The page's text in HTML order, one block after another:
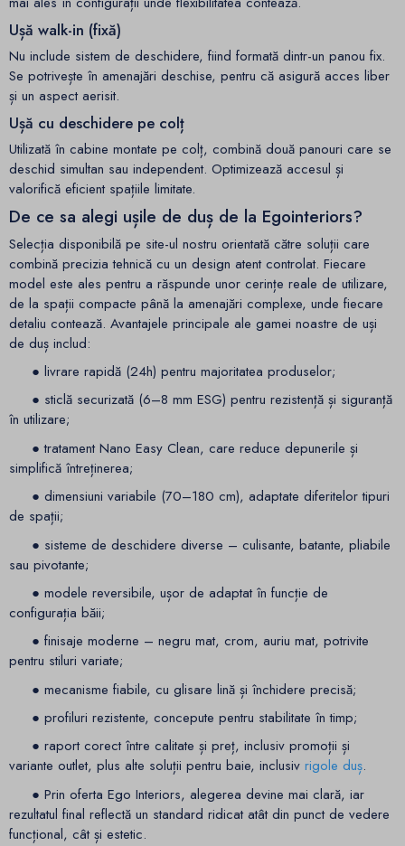
Ușă walk-in (fixă)
Nu include sistem de deschidere, fiind formată dintr-un panou fix.
Se potrivește în amenajări deschise, pentru că asigură acces liber
și un aspect aerisit.
Ușă cu deschidere pe colț
Utilizată în cabine montate pe colț, combină două panouri care se
deschid simultan sau independent. Optimizează accesul și
valorifică eficient spațiile limitate.
De ce sa alegi ușile de duș de la Egointeriors?
Selecția disponibilă pe site-ul nostru orientată către soluții care
combină precizia tehnică cu un design atent controlat. Fiecare
model este ales pentru a răspunde unor cerințe reale de utilizare,
de la spații compacte până la amenajări complexe, unde fiecare
detaliu contează. Avantajele principale ale gamei noastre de uși
de duș includ:
● livrare rapidă (24h) pentru majoritatea produselor;
● sticlă securizată (6–8 mm ESG) pentru rezistență și siguranță
în utilizare;
● tratament Nano Easy Clean, care reduce depunerile și
simplifică întreținerea;
● dimensiuni variabile (70–180 cm), adaptate diferitelor tipuri
de spații;
● sisteme de deschidere diverse – culisante, batante, pliabile
sau pivotante;
● modele reversibile, ușor de adaptat în funcție de
configurația băii;
● finisaje moderne – negru mat, crom, auriu mat, potrivite
pentru stiluri variate;
● mecanisme fiabile, cu glisare lină și închidere precisă;
● profiluri rezistente, concepute pentru stabilitate în timp;
● raport corect între calitate și preț, inclusiv promoții și
variante outlet, plus alte soluții pentru baie, inclusiv rigole duș.
● Prin oferta Ego Interiors, alegerea devine mai clară, iar
rezultatul final reflectă un standard ridicat atât din punct de vedere
funcțional, cât și estetic.